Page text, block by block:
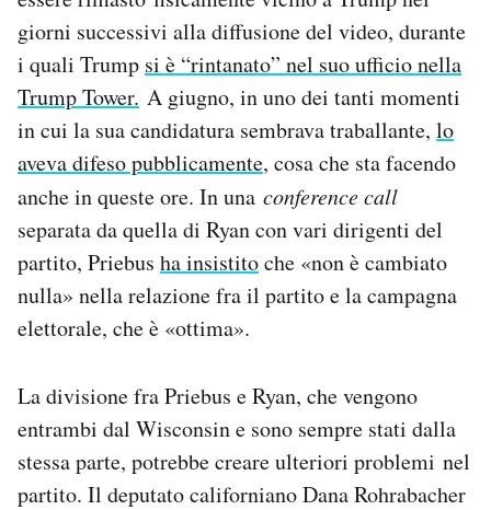
giorni successivi alla diffusione del video, durante
i quali Trump si è “rintanato” nel suo ufficio nella
Trump Tower. A giugno, in uno dei tanti momenti
in cui la sua candidatura sembrava traballante, lo
aveva difeso pubblicamente, cosa che sta facendo
anche in queste ore. In una conference call
separata da quella di Ryan con vari dirigenti del
partito, Priebus ha insistitoche «non è cambiato
nulla» nella relazione fra il partito e la campagna
elettorale, che è «ottima».
La divisione fra Priebus e Ryan, che vengono
entrambi dal Wisconsin e sono sempre stati dalla
stessa parte, potrebbe creare ulteriori problemi nel
partito. Il deputato californiano Dana Rohrabacher